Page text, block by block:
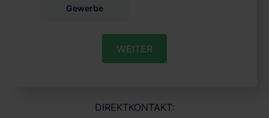
Gewerbe
WEITER
DIREKTKONTAKT: